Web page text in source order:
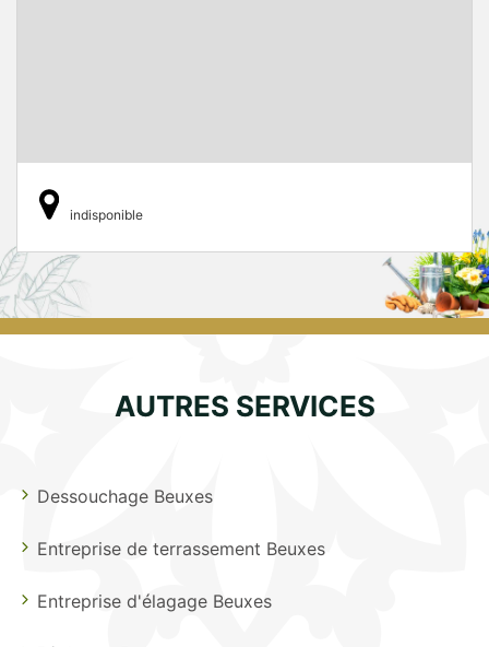
indisponible
AUTRES SERVICES
Dessouchage Beuxes
Entreprise de terrassement Beuxes
Entreprise d'élagage Beuxes